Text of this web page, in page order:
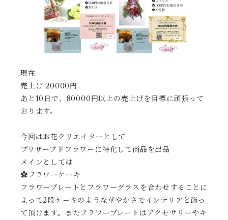
現在
売上げ 20000円
あと10日で、80000円以上の売上げを目標に頑張って
おります。
今回はお花クリエイターとして
プリザーブドフラワーに特化して商品を出品
メインとしては
✿フラワーケーキ
フラワープレートとフラワーグラスを合わせすることに
よって2段ケーキのような華やかさでインテリアと飾っ
て頂けます。またフラワープレートはアクセサリーやキ